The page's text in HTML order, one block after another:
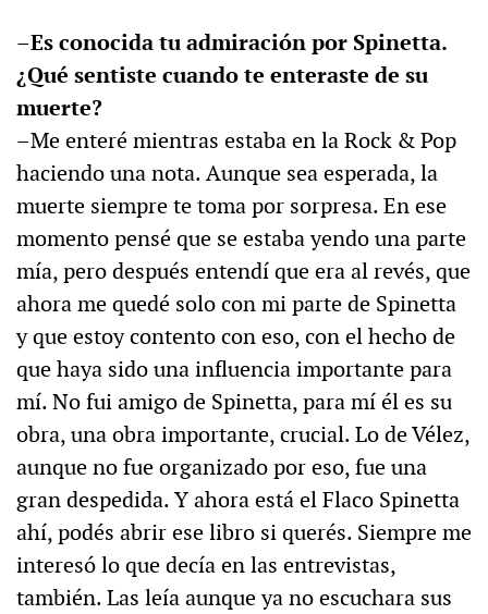
–Es conocida tu admiración por Spinetta.
¿Qué sentiste cuando te enteraste de su
muerte?
–Me enteré mientras estaba en la Rock & Pop
haciendo una nota. Aunque sea esperada, la
muerte siempre te toma por sorpresa. En ese
momento pensé que se estaba yendo una parte
mía, pero después entendí que era al revés, que
ahora me quedé solo con mi parte de Spinetta
y que estoy contento con eso, con el hecho de
que haya sido una influencia importante para
mí. No fui amigo de Spinetta, para mí él es su
obra, una obra importante, crucial. Lo de Vélez,
aunque no fue organizado por eso, fue una
gran despedida. Y ahora está el Flaco Spinetta
ahí, podés abrir ese libro si querés. Siempre me
interesó lo que decía en las entrevistas,
también. Las leía aunque ya no escuchara sus